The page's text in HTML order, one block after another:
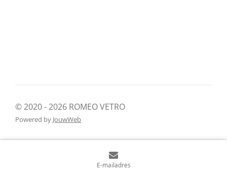
© 2020 - 2026 ROMEO VETRO
Powered by JouwWeb
E-mailadres